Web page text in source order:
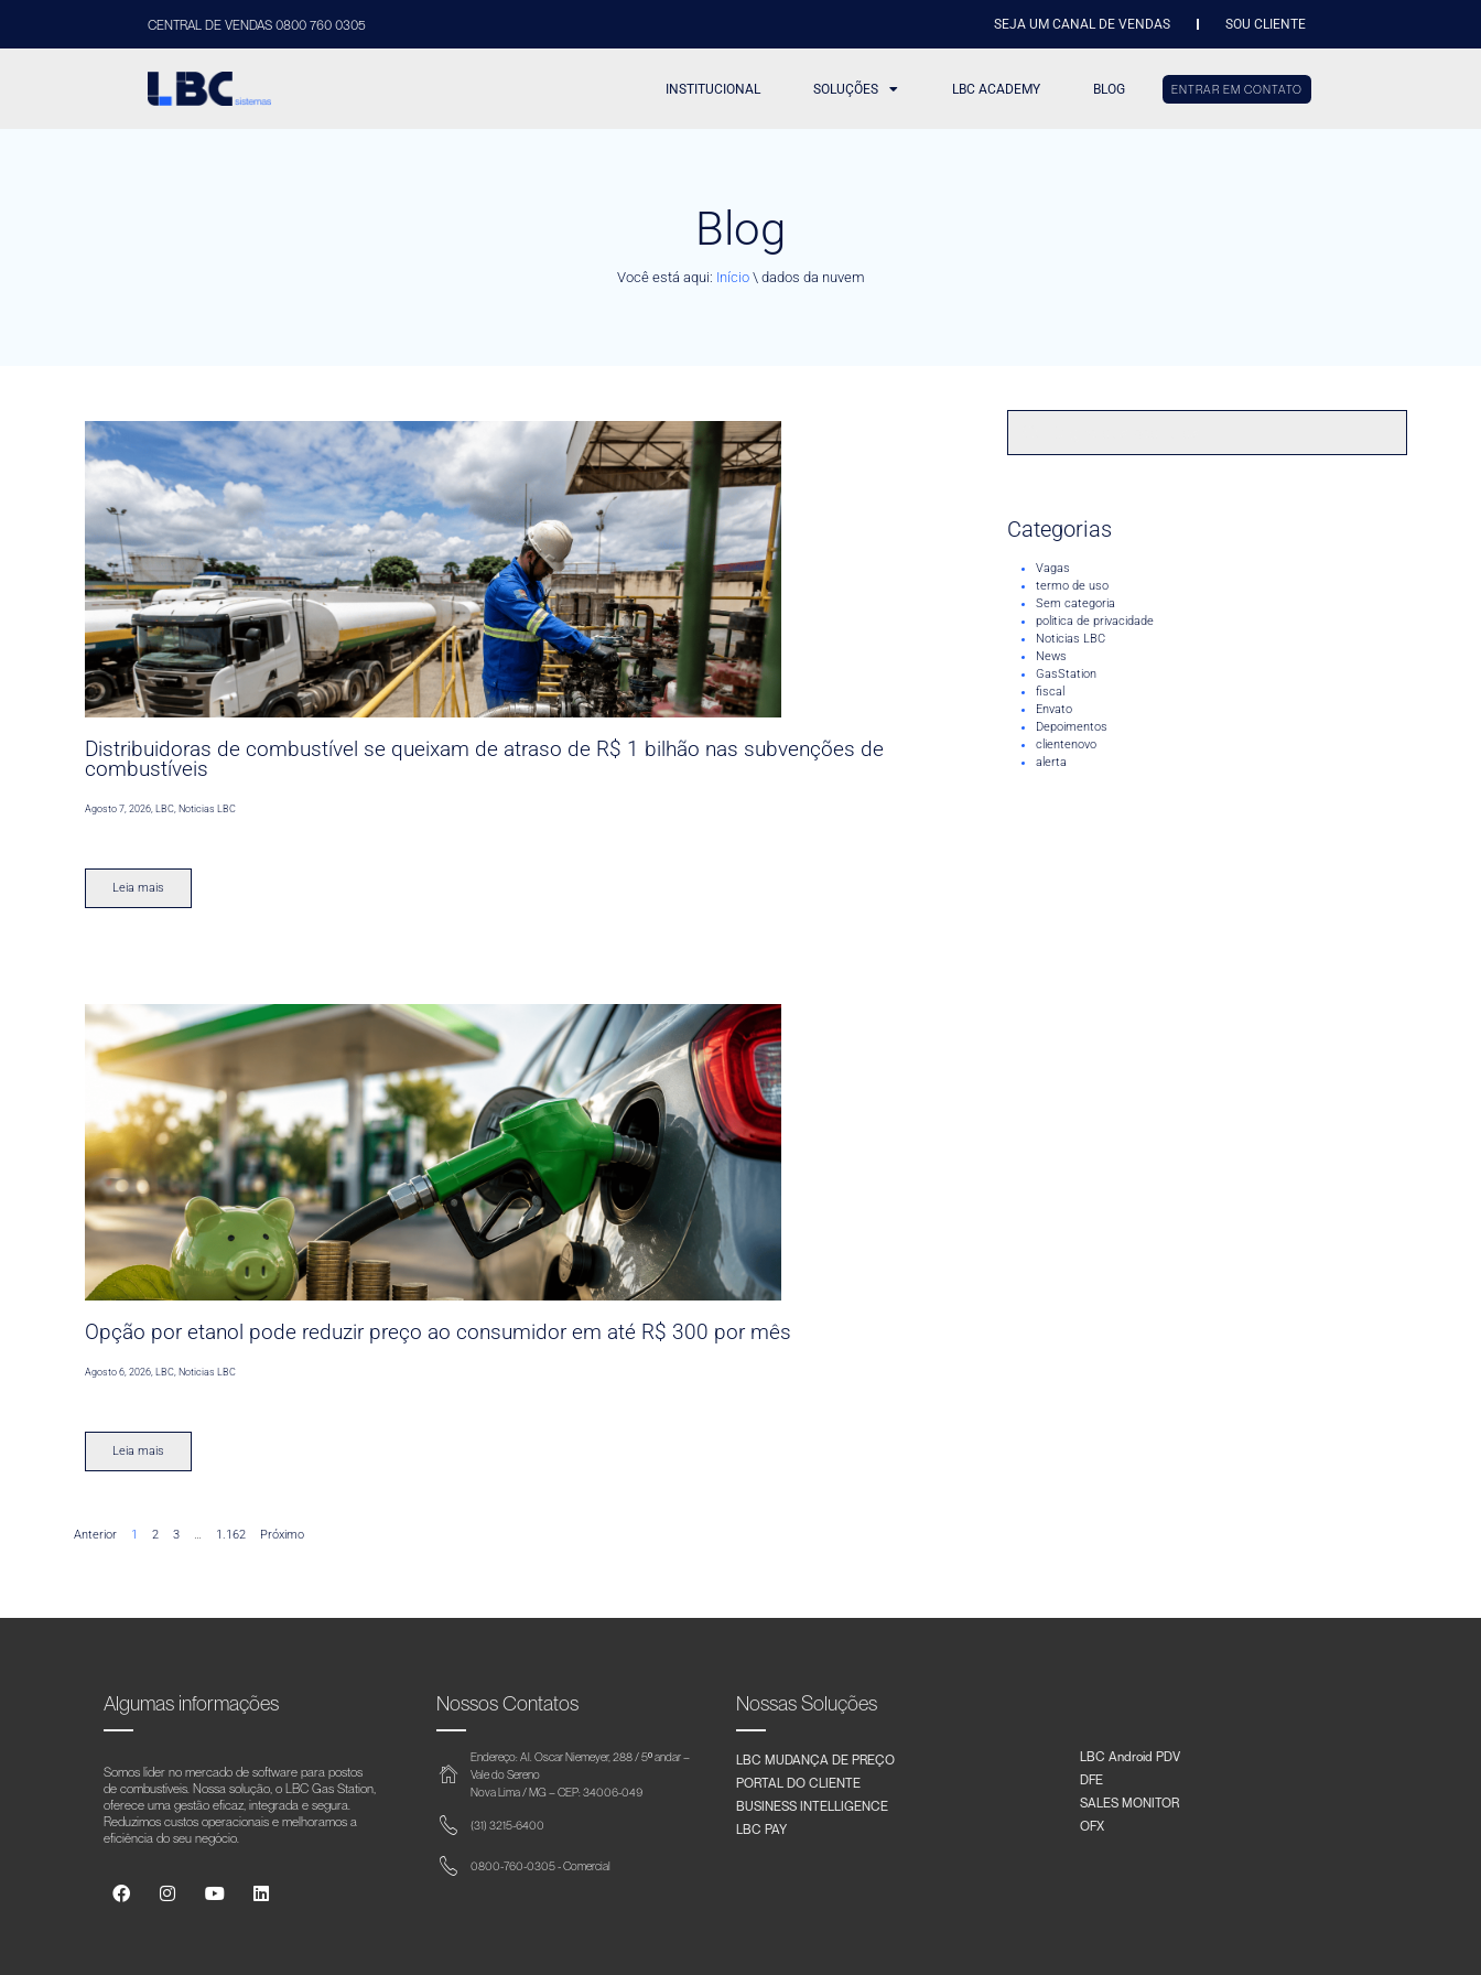
CENTRAL DE VENDAS 0800 760 0305 SEJA UM CANAL DE VENDAS SOU CLIENTE
INSTITUCIONAL SOLUÇÕES LBC ACADEMY BLOG ENTRAR EM CONTATO
Blog
Você está aqui: Início\ dados da nuvem
Distribuidoras de combustível se queixam de atraso de R$ 1 bilhão nas subvenções de
combustíveis
Agosto 7, 2026,LBC,Noticias LBC
Leia mais
Opção por etanol pode reduzir preço ao consumidor em até R$ 300 por mês
Agosto 6, 2026 ,LBC Noticias LBC
Leia mais
Anterior 1 2 3 … 1.162 Próximo
Categorias
Vagas
termo de uso
Sem categoria
politica de privacidade
Noticias LBC
News
GasStation
fiscal
Envato
Depoimentos
clientenovo
alerta
Algumas informações
Somos líder no mercado de software para postos
de combustíveis. Nossa solução, o LBC Gas Station,
oferece uma gestão eficaz, integrada e segura.
Reduzimos custos operacionais e melhoramos a
eficiência do seu negócio.
Nossos Contatos
Endereço: Al. Oscar Niemeyer, 288 / 5º andar –
Vale do Sereno
Nova Lima / MG – CEP: 34006-049
(31) 3215-6400
0800-760-0305 - Comercial
Nossas Soluções
LBC MUDANÇA DE PREÇO
PORTAL DO CLIENTE
BUSINESS INTELLIGENCE
LBC PAY
LBC Android PDV
DFE
SALES MONITOR
OFX